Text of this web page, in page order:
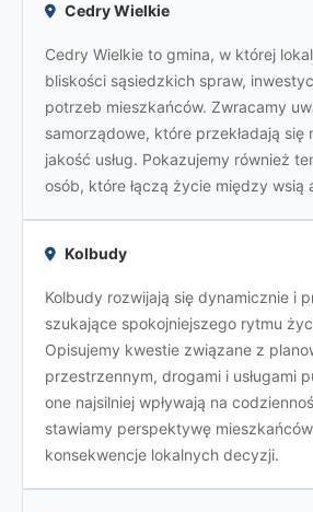
Cedry Wielkie
Cedry Wielkie to gmina, w której
bliskości sąsiedzkich spraw,
potrzeb mieszkańców. Zwracamy
samorządowe, które przekładają się
jakość usług. Pokazujemy również
osób, które łączą życie między wsią
Kolbudy
Kolbudy rozwijają się dynamicznie i
szukające spokojniejszego rytmu
Opisujemy kwestie związane z
przestrzennym, drogami i usługami
one najsilniej wpływają na
stawiamy perspektywę
konsekwencje lokalnych decyzji.